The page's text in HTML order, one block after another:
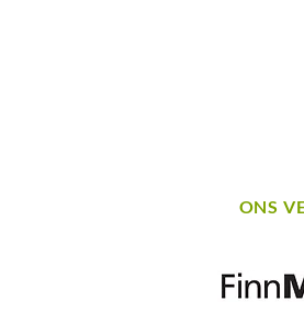
ONS